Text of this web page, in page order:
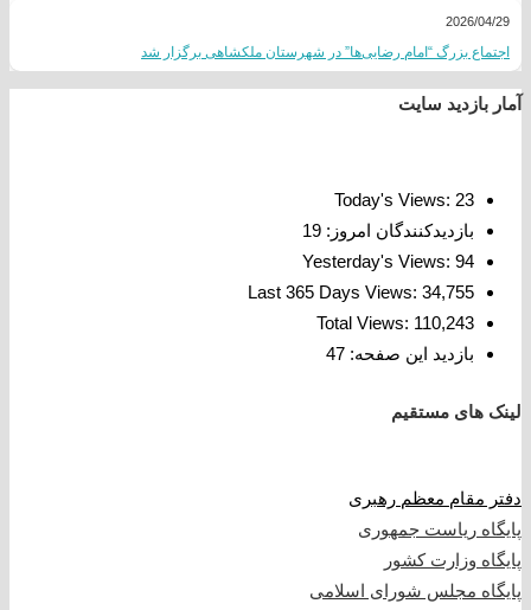
2026/04/29
اجتماع بزرگ “امام رضایی‌ها” در شهرستان ملکشاهی برگزار شد
آمار بازدید سایت
Today's Views: 23
بازدیدکنندگان امروز: 19
Yesterday's Views: 94
Last 365 Days Views: 34,755
Total Views: 110,243
بازدید این صفحه: 47
لینک های مستقیم
دفتر مقام معظم رهبری
پایگاه ریاست جمهوری
پایگاه وزارت کشور
پایگاه مجلس شورای اسلامی